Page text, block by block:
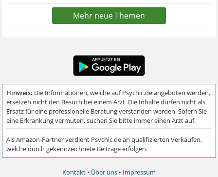
Mehr neue Themen
Kontakt • Über uns • Impressum